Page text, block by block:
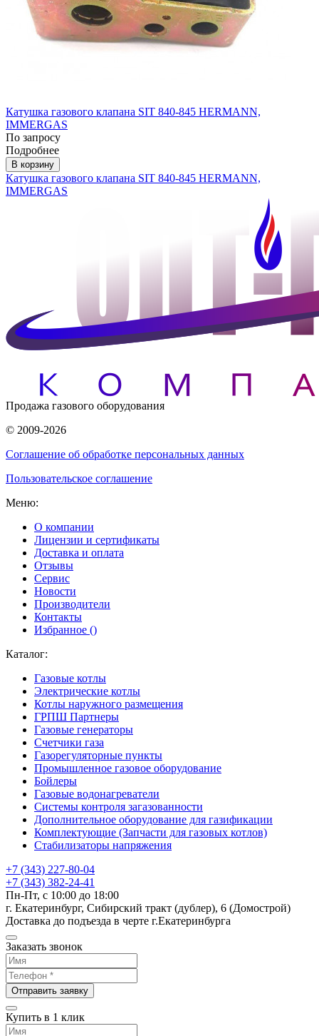
Катушка газового клапана SIT 840-845 HERMANN,
IMMERGAS
По запросу
Подробнее
В корзину
Катушка газового клапана SIT 840-845 HERMANN,
IMMERGAS
Продажа газового оборудования
© 2009-2026
Соглашение об обработке персональных данных
Пользовательское соглашение
Меню:
О компании
Лицензии и сертификаты
Доставка и оплата
Отзывы
Сервис
Новости
Производители
Контакты
Избранное ()
Каталог:
Газовые котлы
Электрические котлы
Котлы наружного размещения
ГРПШ Партнеры
Газовые генераторы
Счетчики газа
Газорегуляторные пункты
Промышленное газовое оборудование
Бойлеры
Газовые водонагреватели
Системы контроля загазованности
Дополнительное оборудование для газификации
Комплектующие (Запчасти для газовых котлов)
Стабилизаторы напряжения
+7 (343) 227-80-04
+7 (343) 382-24-41
Пн-Пт, с 10:00 до 18:00
г. Екатеринбург, Сибирский тракт (дублер), 6 (Домострой)
Доставка до подъезда в черте г.Екатеринбурга
Заказать звонок
Отправить заявку
Купить в 1 клик